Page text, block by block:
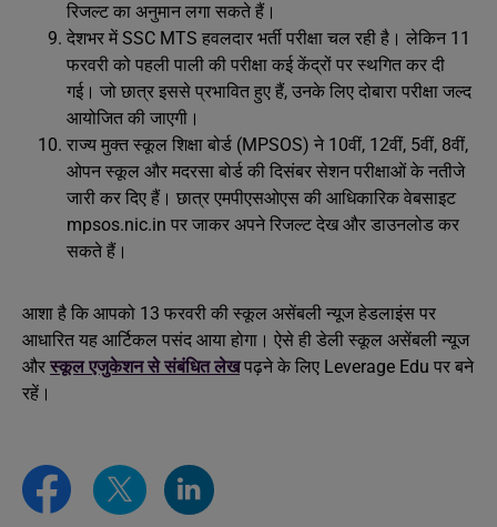
रिजल्ट का अनुमान लगा सकते हैं।
देशभर में SSC MTS हवलदार भर्ती परीक्षा चल रही है। लेकिन 11
फरवरी को पहली पाली की परीक्षा कई केंद्रों पर स्थगित कर दी
गई। जो छात्र इससे प्रभावित हुए हैं, उनके लिए दोबारा परीक्षा जल्द
आयोजित की जाएगी।
राज्य मुक्त स्कूल शिक्षा बोर्ड (MPSOS) ने 10वीं, 12वीं, 5वीं, 8वीं,
ओपन स्कूल और मदरसा बोर्ड की दिसंबर सेशन परीक्षाओं के नतीजे
जारी कर दिए हैं। छात्र एमपीएसओएस की आधिकारिक वेबसाइट
mpsos.nic.in पर जाकर अपने रिजल्ट देख और डाउनलोड कर
सकते हैं।
आशा है कि आपको 13 फरवरी की स्कूल असेंबली न्यूज हेडलाइंस पर
आधारित यह आर्टिकल पसंद आया होगा। ऐसे ही डेली स्कूल असेंबली न्यूज
और स्कूल एजुकेशन से संबंधित लेखपढ़ने के लिए Leverage Edu पर बने
रहें।